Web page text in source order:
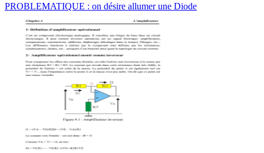
PROBLEMATIQUE : on désire allumer une Diode